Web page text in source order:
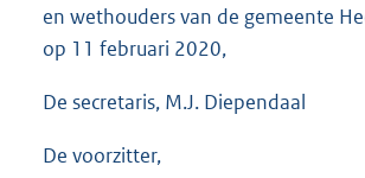
en wethouders van de gemeente
op 11 februari 2020,
De secretaris, M.J. Diependaal
De voorzitter,